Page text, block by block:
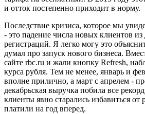
и отток постепенно приходит в норму.
Последствие кризиса, которое мы
- это падение числа новых клиентов из
регистраций. Я легко могу это
думал про запуск нового бизнеса.
сайте rbc.ru и жали кнопку Refresh,
курса рубля. Тем не менее, январь и
вполне прилично, а март с апрелем -
декабрьская выручка побила все
клиенты явно старались избавиться от
платили на год вперед.